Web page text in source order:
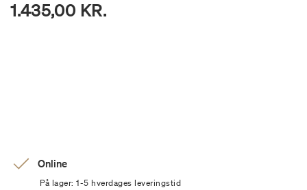
1.435,00 KR.
Online
På lager: 1-5 hverdages leveringstid